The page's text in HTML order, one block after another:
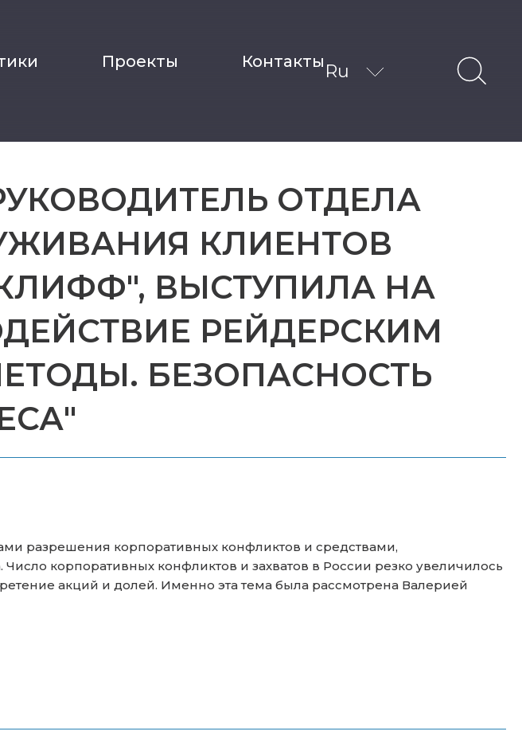
Проекты Контакты Ru
ОТДЕЛА
КЛИЕНТОВ
ВЫСТУПИЛА НА
РЕЙДЕРСКИМ
БЕЗОПАСНОСТЬ
разрешения корпоративных конфликтов и средствами,
корпоративных конфликтов и захватов в России резко увеличилось
акций и долей. Именно эта тема была рассмотрена Валерией